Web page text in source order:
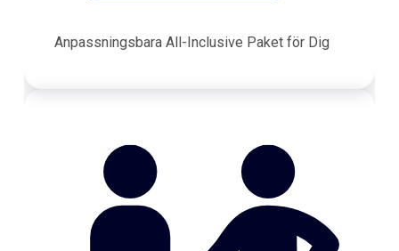
Anpassningsbara All-Inclusive Paket för Dig